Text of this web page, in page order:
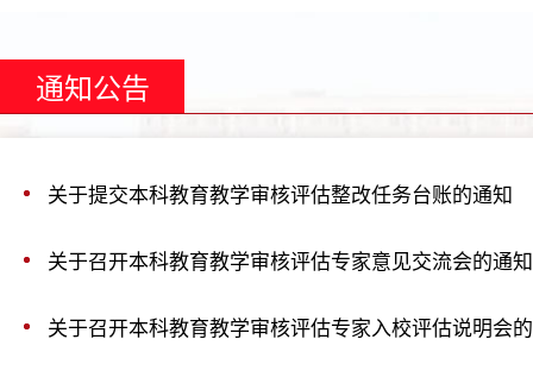
通知公告
关于提交本科教育教学审核评估整改任务台账的通知
关于召开本科教育教学审核评估专家意见交流会的通知
关于召开本科教育教学审核评估专家入校评估说明会